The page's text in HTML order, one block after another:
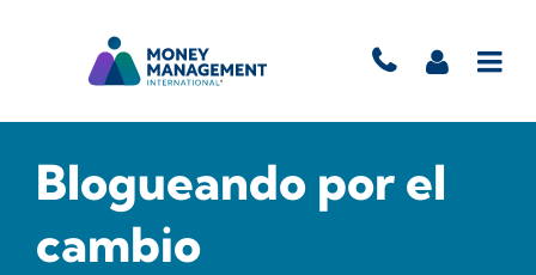
Blogueando por el
cambio